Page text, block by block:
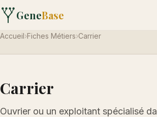
GeneBase
Accueil›Fiches Métiers›Carrier
Carrier
Ouvrier ou un exploitant spécialisé